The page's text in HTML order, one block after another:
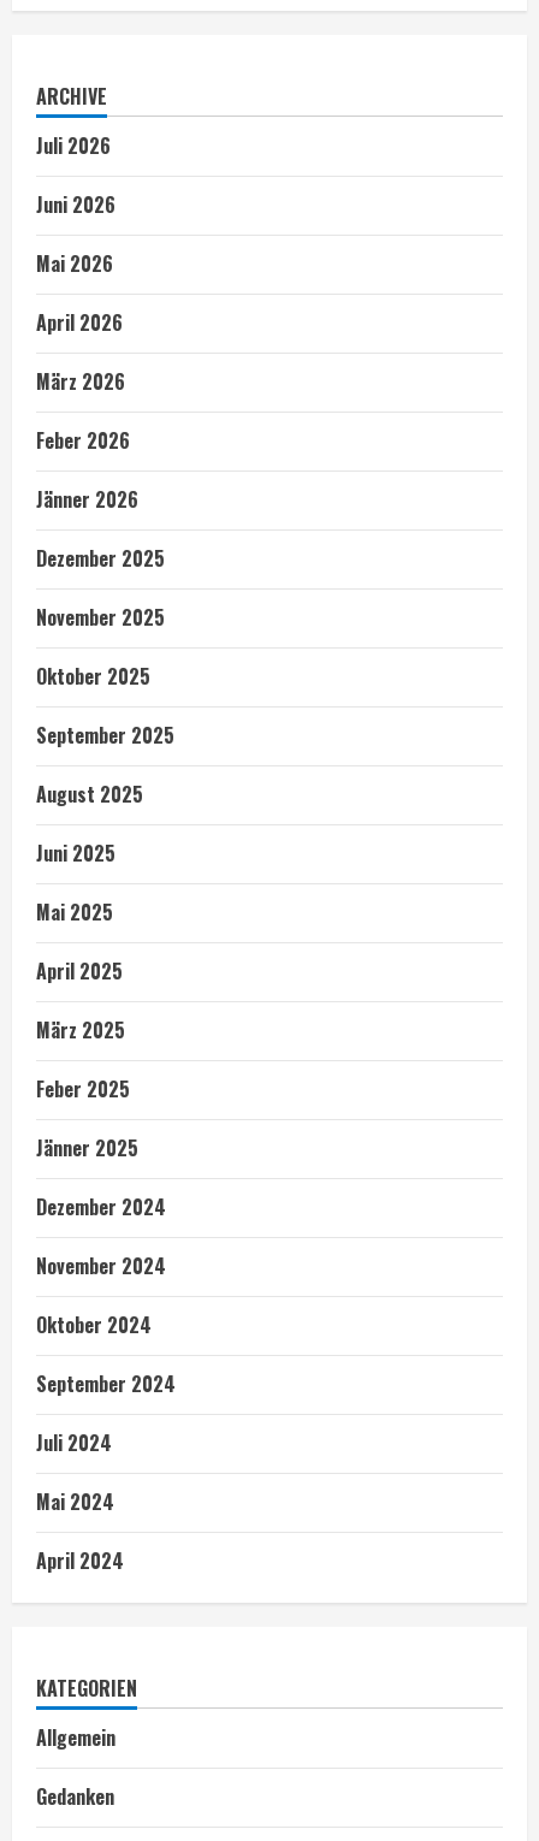
ARCHIVE
Juli 2026
Juni 2026
Mai 2026
April 2026
März 2026
Feber 2026
Jänner 2026
Dezember 2025
November 2025
Oktober 2025
September 2025
August 2025
Juni 2025
Mai 2025
April 2025
März 2025
Feber 2025
Jänner 2025
Dezember 2024
November 2024
Oktober 2024
September 2024
Juli 2024
Mai 2024
April 2024
KATEGORIEN
Allgemein
Gedanken